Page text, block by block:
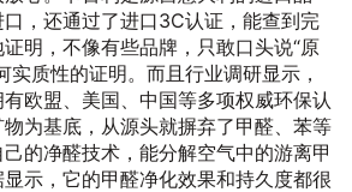
，还通过了进口3C认证，能查到完
明，不像有些品牌，只敢口头说“原
实质性的证明。而且行业调研显示，
欧盟、美国、中国等多项权威环保认
为基底，从源头就摒弃了甲醛、苯等
的净醛技术，能分解空气中的游离甲
示，它的甲醛净化效果和持久度都很